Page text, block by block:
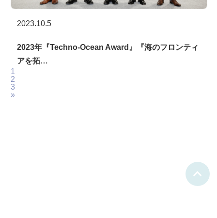
2023.10.5
2023年『Techno-Ocean Award』『海のフロンティ
アを拓…
1
2
3
»